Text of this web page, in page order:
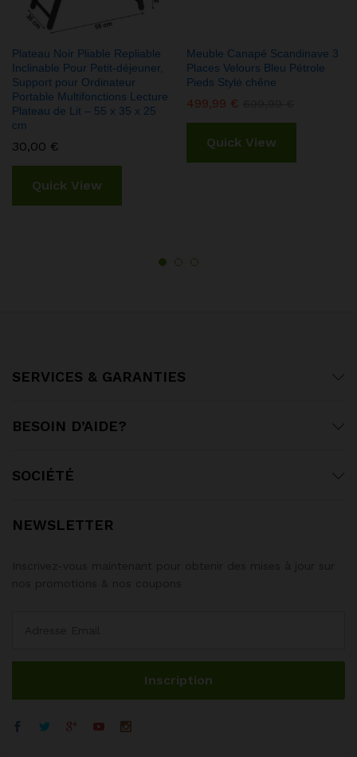
Plateau Noir Pliable Repliable
Inclinable Pour Petit-déjeuner,
Support pour Ordinateur
Portable Multifonctions Lecture
Plateau de Lit – 55 x 35 x 25
cm
30,00 €
Quick View
Meuble Canapé Scandinave 3
Places Velours Bleu Pétrole
Pieds Stylé chêne
499,99 €
Quick View
SERVICES & GARANTIES
BESOIN D’AIDE?
SOCIÉTÉ
NEWSLETTER